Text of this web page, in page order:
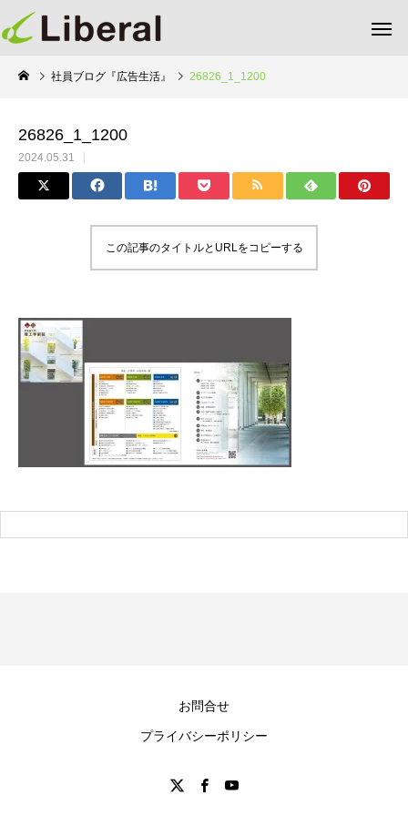
社員ブログ『広告生活』 26826_1_1200
26826_1_1200
2024.05.31
この記事のタイトルとURLをコピーする
お問合せ
プライバシーポリシー